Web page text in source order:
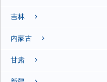
吉林
内蒙古
甘肃